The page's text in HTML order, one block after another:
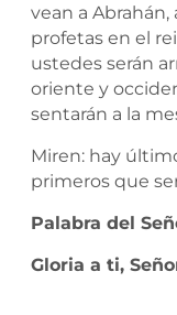
vean a Abrahán,
profetas en el
ustedes serán
oriente y
sentarán a la
Miren: hay
primeros que
Palabra del
Gloria a ti,